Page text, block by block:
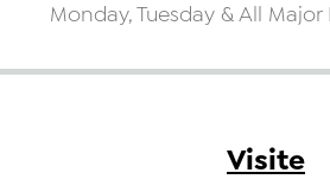
Monday, Tuesday & All
Visite